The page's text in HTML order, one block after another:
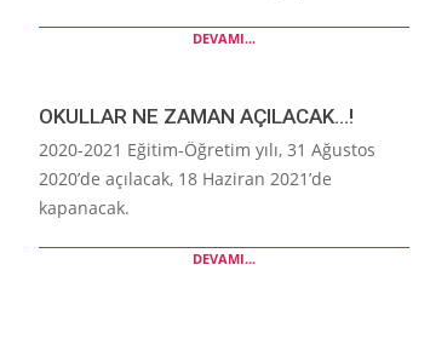
DEVAMI...
OKULLAR NE ZAMAN AÇILACAK…!
2020-2021 Eğitim-Öğretim yılı, 31 Ağustos
2020’de açılacak, 18 Haziran 2021’de
kapanacak.
DEVAMI...